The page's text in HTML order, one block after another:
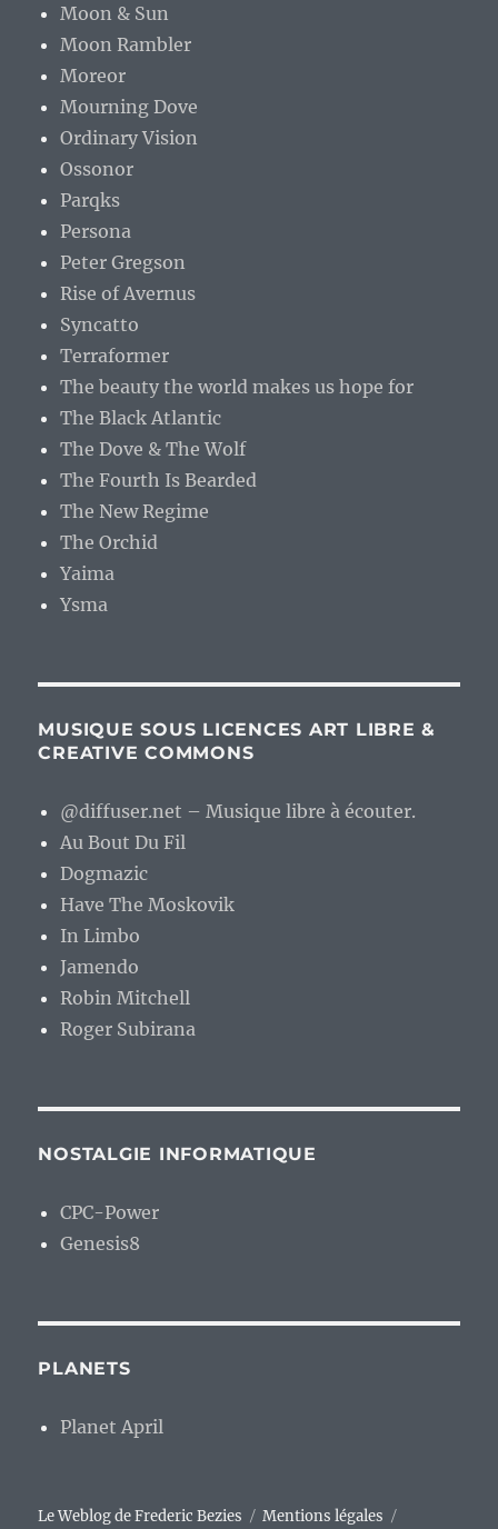
Moon & Sun
Moon Rambler
Moreor
Mourning Dove
Ordinary Vision
Ossonor
Parqks
Persona
Peter Gregson
Rise of Avernus
Syncatto
Terraformer
The beauty the world makes us hope for
The Black Atlantic
The Dove & The Wolf
The Fourth Is Bearded
The New Regime
The Orchid
Yaima
Ysma
MUSIQUE SOUS LICENCES ART LIBRE &
CREATIVE COMMONS
@diffuser.net – Musique libre à écouter.
Au Bout Du Fil
Dogmazic
Have The Moskovik
In Limbo
Jamendo
Robin Mitchell
Roger Subirana
NOSTALGIE INFORMATIQUE
CPC-Power
Genesis8
PLANETS
Planet April
Le Weblog de Frederic Bezies Mentions légales